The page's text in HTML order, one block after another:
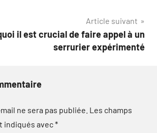
Article suivant
il est crucial de faire appel à un
serrurier expérimenté
ne sera pas publiée. Les champs
indiqués avec*